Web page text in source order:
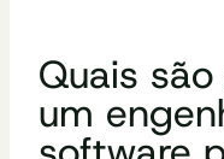
Quais
um